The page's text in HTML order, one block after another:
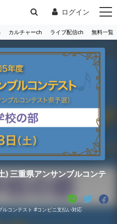
ログイン
カルチャーch ライブ配信ch 無料一覧
) 三重県アンサンブルコンテ
ルコンテスト #コンビニ支払い対応